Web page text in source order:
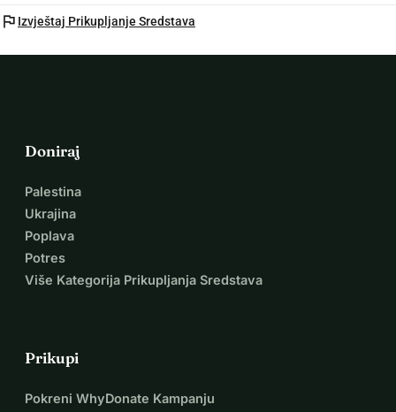
flag Izvještaj Prikupljanje Sredstava
Doniraj
Palestina
Ukrajina
Poplava
Potres
Više Kategorija Prikupljanja Sredstava
Prikupi
Pokreni WhyDonate Kampanju